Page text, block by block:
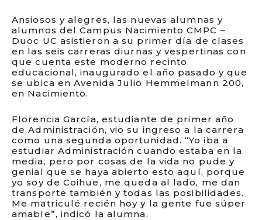
Ansiosos y alegres, las nuevas alumnas y
alumnos del Campus Nacimiento CMPC –
Duoc UC asistieron a su primer día de clases
en las seis carreras diurnas y vespertinas con
que cuenta este moderno recinto
educacional, inaugurado el año pasado y que
se ubica en Avenida Julio Hemmelmann 200,
en Nacimiento.
Florencia García, estudiante de primer año
de Administración, vio su ingreso a la carrera
como una segunda oportunidad. “Yo iba a
estudiar Administración cuando estaba en la
media, pero por cosas de la vida no pude y
genial que se haya abierto esto aquí, porque
yo soy de Coihue, me queda al lado, me dan
transporte también y todas las posibilidades.
Me matriculé recién hoy y la gente fue súper
amable”, indicó la alumna.